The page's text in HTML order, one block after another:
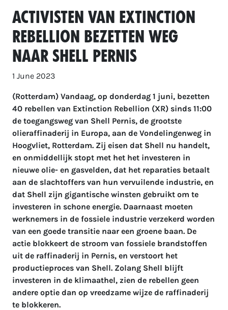
Activisten van Extinction
Rebellion bezetten weg
naar Shell Pernis
1 June 2023
(Rotterdam) Vandaag, op donderdag 1 juni, bezetten
40 rebellen van Extinction Rebellion (XR) sinds 11:00
de toegangsweg van Shell Pernis, de grootste
olieraffinaderij in Europa, aan de Vondelingenweg in
Hoogvliet, Rotterdam. Zij eisen dat Shell nu handelt,
en onmiddellijk stopt met het het investeren in
nieuwe olie- en gasvelden, dat het reparaties betaalt
aan de slachtoffers van hun vervuilende industrie, en
dat Shell zijn gigantische winsten gebruikt om te
investeren in schone energie. Daarnaast moeten
werknemers in de fossiele industrie verzekerd worden
van een goede transitie naar een groene baan. De
actie blokkeert de stroom van fossiele brandstoffen
uit de raffinaderij in Pernis, en verstoort het
productieproces van Shell. Zolang Shell blijft
investeren in de klimaathel, zien de rebellen geen
andere optie dan op vreedzame wijze de raffinaderij
te blokkeren.